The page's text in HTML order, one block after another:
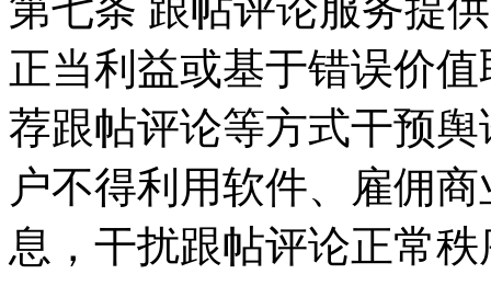
正当利益或基于错误价
荐跟帖评论等方式干预
户不得利用软件、雇佣
息，干扰跟帖评论正常